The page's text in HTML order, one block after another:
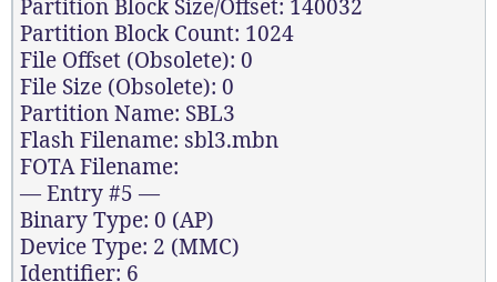
Partition Block Size/Offset: 140032
Partition Block Count: 1024
File Offset (Obsolete): 0
File Size (Obsolete): 0
Partition Name: SBL3
Flash Filename: sbl3.mbn
FOTA Filename:
— Entry #5 —
Binary Type: 0 (AP)
Device Type: 2 (MMC)
Identifier: 6